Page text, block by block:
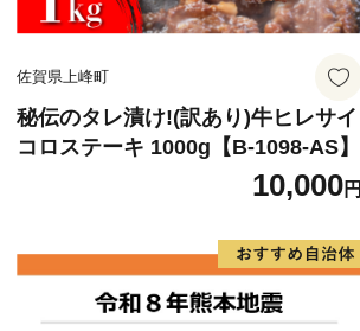
佐賀県上峰町
秘伝のタレ漬け!(訳あり)牛ヒレサイ
コロステーキ 1000g【B-1098-AS】
10,000円